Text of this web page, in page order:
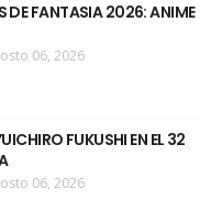
DE FANTASIA 2026: ANIME
06, 2026
FUKUSHI EN EL 32
06, 2026